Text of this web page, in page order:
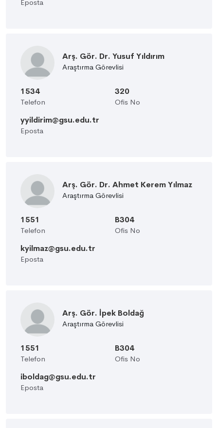
Eposta
Arş. Gör. Dr. Yusuf Yıldırım
Araştırma Görevlisi
1534
Telefon
320
Ofis No
yyildirim@gsu.edu.tr
Eposta
Arş. Gör. Dr. Ahmet Kerem Yılmaz
Araştırma Görevlisi
1551
Telefon
B304
Ofis No
kyilmaz@gsu.edu.tr
Eposta
Arş. Gör. İpek Boldağ
Araştırma Görevlisi
1551
Telefon
B304
Ofis No
iboldag@gsu.edu.tr
Eposta